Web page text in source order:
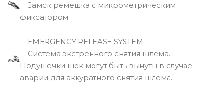
Замок ремешка с микрометрическим
фиксатором.
EMERGENCY RELEASE SYSTEM
Cистема экстренного снятия шлема.
Подушечки щек могут быть вынуты в случае
аварии для аккуратного снятия шлема.